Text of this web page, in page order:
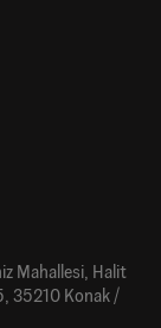
Mahallesi, Halit
35210 Konak /